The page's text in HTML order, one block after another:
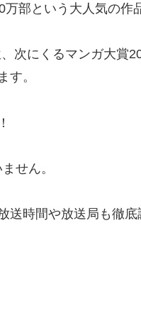
部という大人気の作
次にくるマンガ大賞
す。
せん。
時間や放送局も徹底